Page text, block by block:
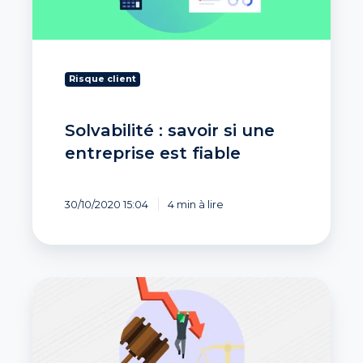
Risque client
Solvabilité : savoir si une
entreprise est fiable
30/10/2020 15:04 4 min à lire